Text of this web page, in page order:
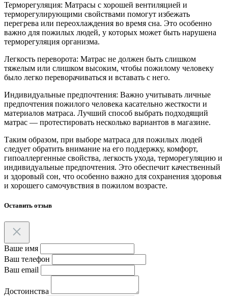
Терморегуляция: Матрасы с хорошей вентиляцией и
терморегулирующими свойствами помогут избежать
перегрева или переохлаждения во время сна. Это особенно
важно для пожилых людей, у которых может быть нарушена
терморегуляция организма.
Легкость переворота: Матрас не должен быть слишком
тяжелым или слишком высоким, чтобы пожилому человеку
было легко переворачиваться и вставать с него.
Индивидуальные предпочтения: Важно учитывать личные
предпочтения пожилого человека касательно жесткости и
материалов матраса. Лучший способ выбрать подходящий
матрас — протестировать несколько вариантов в магазине.
Таким образом, при выборе матраса для пожилых людей
следует обратить внимание на его поддержку, комфорт,
гипоаллергенные свойства, легкость ухода, терморегуляцию и
индивидуальные предпочтения. Это обеспечит качественный
и здоровый сон, что особенно важно для сохранения здоровья
и хорошего самочувствия в пожилом возрасте.
Оставить отзыв
Ваше имя
Ваш телефон
Ваш email
Достоинства